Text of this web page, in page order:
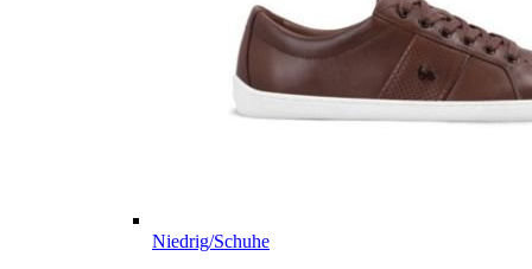
Niedrig/Schuhe